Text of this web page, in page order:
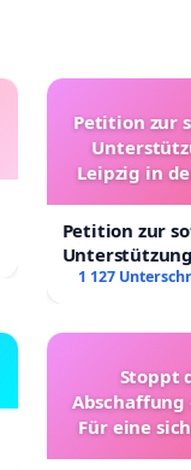
Petition zur
Leipzig in
Petition zur
Leipzig in
1 127
Stoppt
Für eine